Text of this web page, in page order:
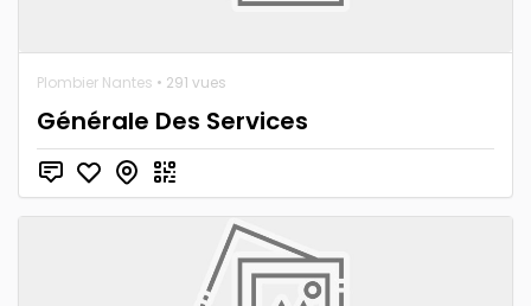
Plombier Nantes • 291 vues
Générale Des Services